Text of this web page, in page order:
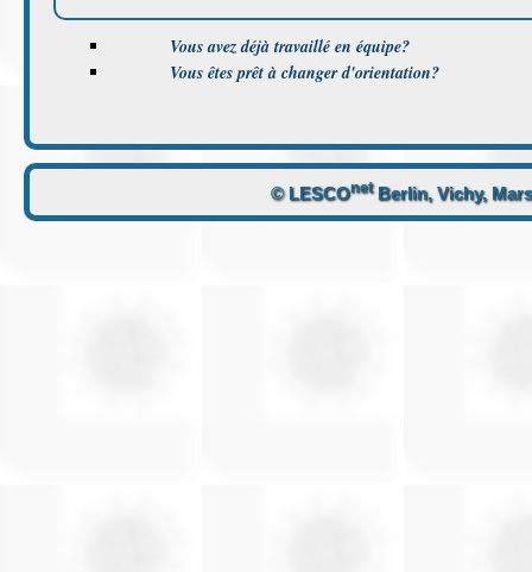
Vous avez déjà travaillé en équipe?
Vous êtes prêt à changer d'orientation?
© LESCOnetBerlin, Vichy,